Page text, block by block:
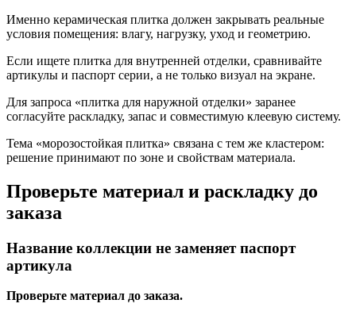
Именно керамическая плитка должен закрывать реальные
условия помещения: влагу, нагрузку, уход и геометрию.
Если ищете плитка для внутренней отделки, сравнивайте
артикулы и паспорт серии, а не только визуал на экране.
Для запроса «плитка для наружной отделки» заранее
согласуйте раскладку, запас и совместимую клеевую систему.
Тема «морозостойкая плитка» связана с тем же кластером:
решение принимают по зоне и свойствам материала.
Проверьте материал и раскладку до
заказа
Название коллекции не заменяет паспорт
артикула
Проверьте материал до заказа.